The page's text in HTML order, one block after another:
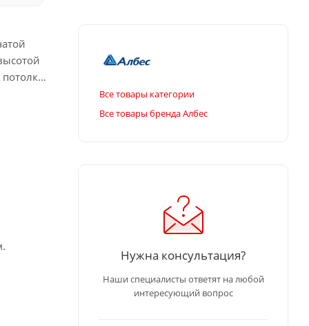
Все товары категории
Все товары бренда Албес
Нужна консультация?
Наши специалисты ответят на любой
интересующий вопрос